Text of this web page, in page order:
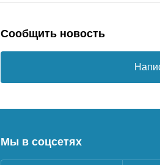
Сообщить новость
Мы в соцсетях